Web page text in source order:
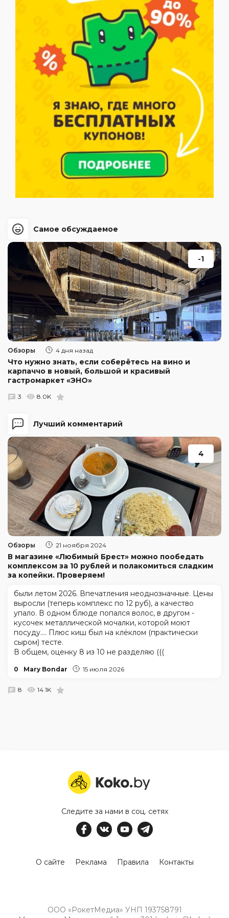
Лучший комментарий
4
Обзоры 21 ноября 2024
В магазине «Любимый Брест» можно пообедать
комплексом за 10 рублей и полакомиться сладким
за копейки. Проверяем!
были летом 2026. Впечатления неоднозначные. Цены
выросли (теперь комплекс по 12 руб), а качество
упало. В одном блюде попался волос, в другом -
кусочек металлической мочалки, которой моют
посуду.... Плюс киш был на клёклом (практически
сыром) тесте.
В общем, оценку 8 из 10 не разделяю (((
0 Mary Bondar 15 июля 2026
8 14.1K
Самое обсуждаемое
-1
Обзоры 4 дня назад
Что нужно знать, если соберётесь на вино и
карпаччо в новый, большой и красивый
гастромаркет «ЭНО»
3 8.0K
Следите за нами в соц. сетях
О сайте Реклама Правила Контакты
ООО «РокетМедиа» УНП 193758791